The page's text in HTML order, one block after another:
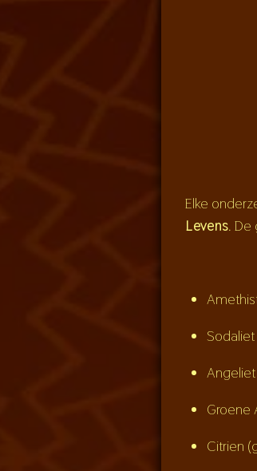
Elke
Levens. De
Sodaliet
Angeliet
Groene
Citrien